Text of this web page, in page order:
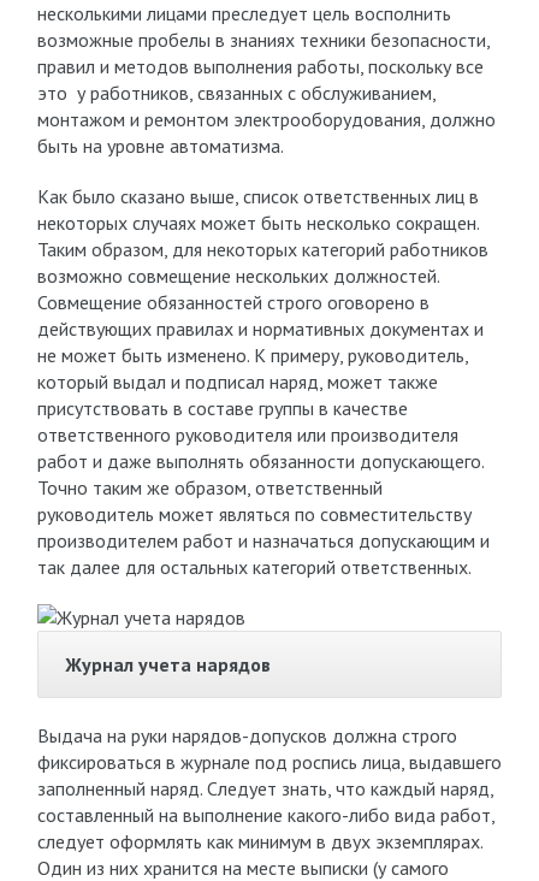
несколькими лицами преследует цель восполнить
возможные пробелы в знаниях техники безопасности,
правил и методов выполнения работы, поскольку все
это у работников, связанных с обслуживанием,
монтажом и ремонтом электрооборудования, должно
быть на уровне автоматизма.
Как было сказано выше, список ответственных лиц в
некоторых случаях может быть несколько сокращен.
Таким образом, для некоторых категорий работников
возможно совмещение нескольких должностей.
Совмещение обязанностей строго оговорено в
действующих правилах и нормативных документах и
не может быть изменено. К примеру, руководитель,
который выдал и подписал наряд, может также
присутствовать в составе группы в качестве
ответственного руководителя или производителя
работ и даже выполнять обязанности допускающего.
Точно таким же образом, ответственный
руководитель может являться по совместительству
производителем работ и назначаться допускающим и
так далее для остальных категорий ответственных.
Журнал учета нарядов
Выдача на руки нарядов-допусков должна строго
фиксироваться в журнале под роспись лица, выдавшего
заполненный наряд. Следует знать, что каждый наряд,
составленный на выполнение какого-либо вида работ,
следует оформлять как минимум в двух экземплярах.
Один из них хранится на месте выписки (у самого